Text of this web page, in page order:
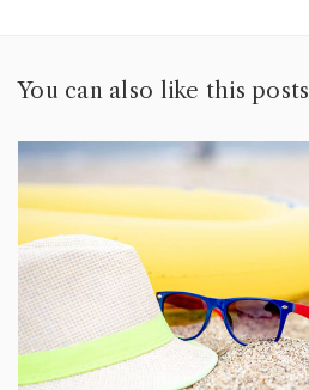
You can also like this posts